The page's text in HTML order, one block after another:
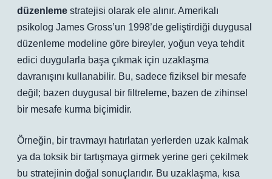
düzenleme stratejisi olarak ele alınır. Amerikalı
psikolog James Gross’un 1998’de geliştirdiği duygusal
düzenleme modeline göre bireyler, yoğun veya tehdit
edici duygularla başa çıkmak için uzaklaşma
davranışını kullanabilir. Bu, sadece fiziksel bir mesafe
değil; bazen duygusal bir filtreleme, bazen de zihinsel
bir mesafe kurma biçimidir.
Örneğin, bir travmayı hatırlatan yerlerden uzak kalmak
ya da toksik bir tartışmaya girmek yerine geri çekilmek
bu stratejinin doğal sonuçlarıdır. Bu uzaklaşma, kısa